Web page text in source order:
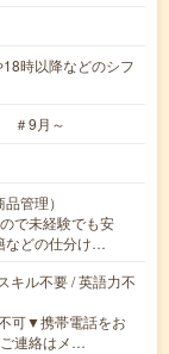
18時以降などのシフ
＃9月～
管理）
で未経験でも安
などの仕分け…
キル不要 / 英語力不
可▼携帯電話をお
連絡はメ…